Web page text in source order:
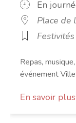
En
Place de
Repas,
événement
En savoir plus